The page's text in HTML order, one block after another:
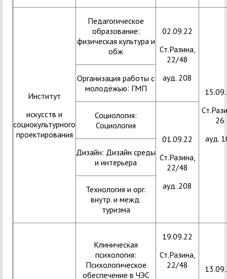
Институт
искусств и
социокультурного
проектирования
Педагогическое
образование:
физическая культура и
обж
02.09.22
Ст.Разина,
22/48
ауд. 208
26
ауд.
Организация работы с
молодёжью: ГМП
Социология:
Социология
01.09.22
Ст.Разина,
22/48
ауд. 208
Дизайн: Дизайн среды
и интерьера
Технология и орг.
внутр. и межд.
туризма
Клиническая
психология:
Психологическое
обеспечение в ЧЭС
19.09.22
Ст.Разина,
22/48